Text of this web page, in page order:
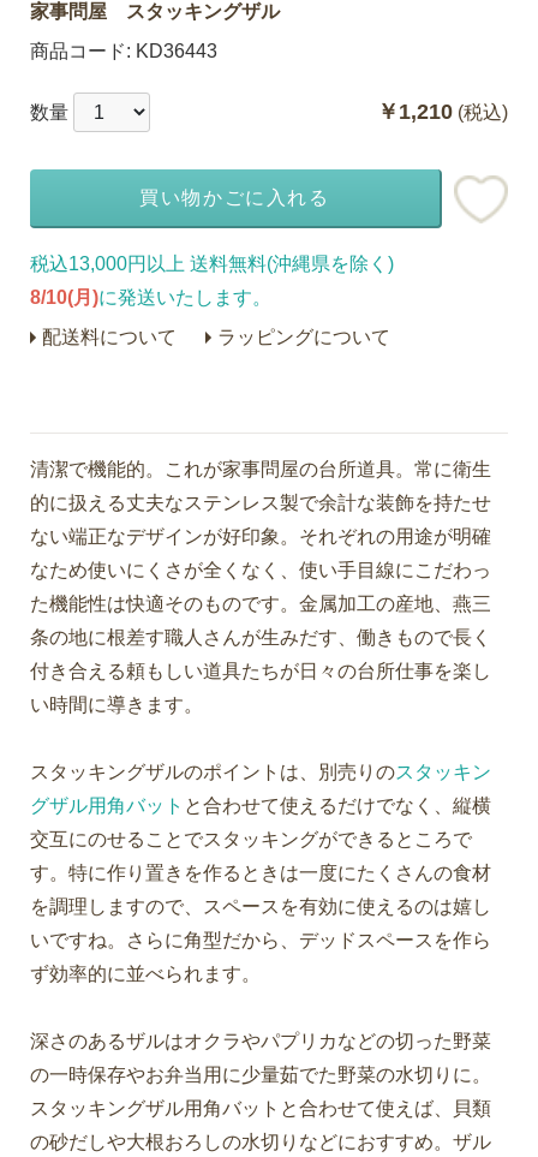
家事問屋 スタッキングザル
商品コード: KD36443
￥1,210 (税込)
数量
買い物かごに入れる
税込13,000円以上 送料無料(沖縄県を除く)
8/10(月)に発送いたします。
配送料について
ラッピングについて
清潔で機能的。これが家事問屋の台所道具。常に衛生
的に扱える丈夫なステンレス製で余計な装飾を持たせ
ない端正なデザインが好印象。それぞれの用途が明確
なため使いにくさが全くなく、使い手目線にこだわっ
た機能性は快適そのものです。金属加工の産地、燕三
条の地に根差す職人さんが生みだす、働きもので長く
付き合える頼もしい道具たちが日々の台所仕事を楽し
い時間に導きます。
スタッキングザルのポイントは、別売りのスタッキン
グザル用角バット と合わせて使えるだけでなく、縦横
交互にのせることでスタッキングができるところで
す。特に作り置きを作るときは一度にたくさんの食材
を調理しますので、スペースを有効に使えるのは嬉し
いですね。さらに角型だから、デッドスペースを作ら
ず効率的に並べられます。
深さのあるザルはオクラやパプリカなどの切った野菜
の一時保存やお弁当用に少量茹でた野菜の水切りに。
スタッキングザル用角バットと合わせて使えば、貝類
の砂だしや大根おろしの水切りなどにおすすめ。ザル